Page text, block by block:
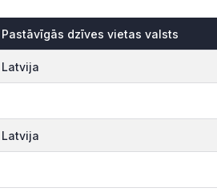
Pastāvīgās dzīves vietas valsts
Latvija
Latvija